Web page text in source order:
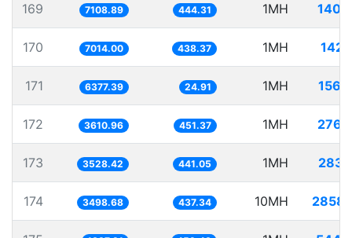
169 7108.89 444.31 1MH
170 7014.00 438.37 1MH
171 6377.39 24.91 1MH
172 3610.96 451.37 1MH
173 3528.42 441.05 1MH
174 3498.68 437.34 10MH